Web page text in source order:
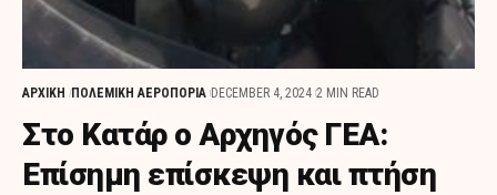
ΑΡΧΙΚΗ ΠΟΛΕΜΙΚΗ ΑΕΡΟΠΟΡΙΑ DECEMBER 4, 2024 2 MIN READ
Στο Κατάρ ο Αρχηγός ΓΕΑ:
Επίσημη επίσκεψη και πτήση